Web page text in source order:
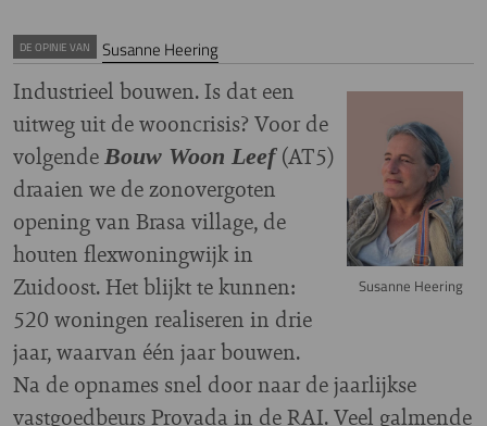
DE OPINIE VAN Susanne Heering
Susanne Heering
Industrieel bouwen. Is dat een
uitweg uit de wooncrisis? Voor de
volgende Bouw Woon Leef (AT5)
draaien we de zonovergoten
opening van Brasa village, de
houten flexwoningwijk in
Zuidoost. Het blijkt te kunnen:
520 woningen realiseren in drie
jaar, waarvan één jaar bouwen.
Na de opnames snel door naar de jaarlijkse
vastgoedbeurs Provada in de RAI. Veel galmende